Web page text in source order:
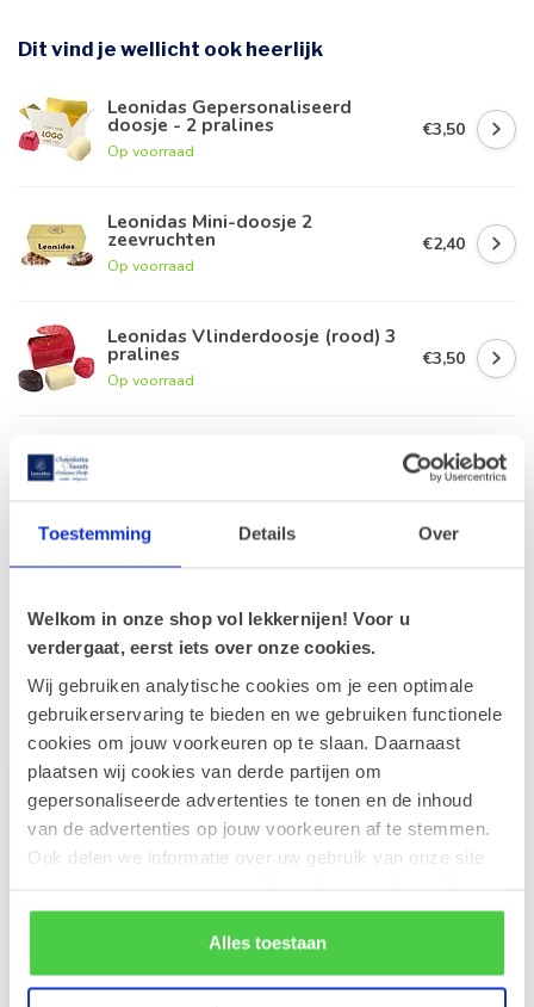
Toestemming Details Over
Welkom in onze shop vol lekkernijen! Voor u
verdergaat, eerst iets over onze cookies.
Wij gebruiken analytische cookies om je een optimale
gebruikerservaring te bieden en we gebruiken functionele
cookies om jouw voorkeuren op te slaan. Daarnaast
plaatsen wij cookies van derde partijen om
gepersonaliseerde advertenties te tonen en de inhoud
van de advertenties op jouw voorkeuren af te stemmen.
Ook delen we informatie over uw gebruik van onze site
rekening mee dat als je bepaalde cookies blokkeert, het
de correcte werking van de website kan verstoren.
Alles toestaan
Dit vind je wellicht ook heerlijk
Leonidas Gepersonaliseerd
doosje - 2 pralines
Op voorraad
€3,50
Leonidas Mini-doosje 2
zeevruchten
Op voorraad
€2,40
Leonidas Vlinderdoosje (rood) 3
pralines
Op voorraad
€3,50
€4,50
Leonidas Zakje 3 x Gianduja
Recent bekeken